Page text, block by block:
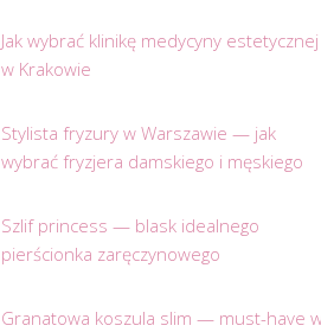
Jak wybrać klinikę medycyny estetycznej
w Krakowie
Stylista fryzury w Warszawie — jak
wybrać fryzjera damskiego i męskiego
Szlif princess — blask idealnego
pierścionka zaręczynowego
Granatowa koszula slim — must-have